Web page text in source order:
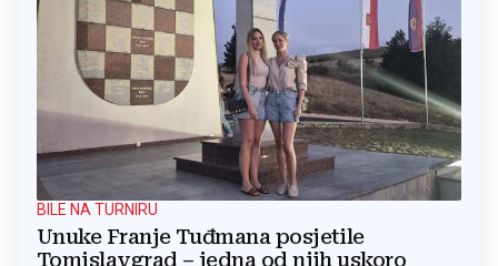
BILE NA TURNIRU
Unuke Franje Tuđmana posjetile
Tomislavgrad – jedna od njih uskoro